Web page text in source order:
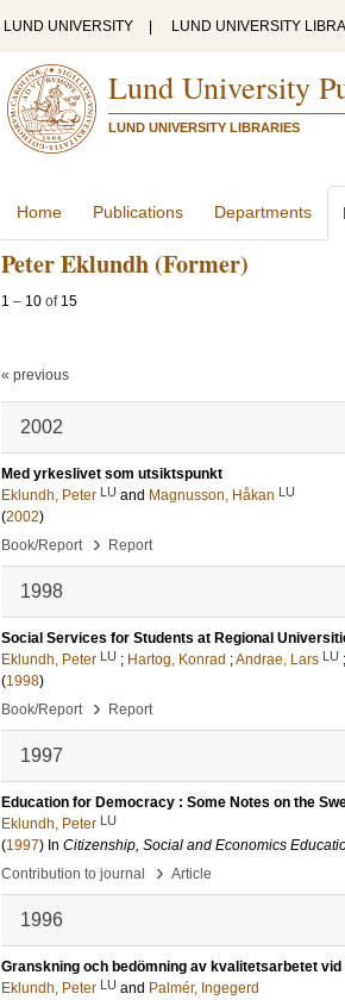
LUND UNIVERSITY LUND UNIVERSITY
Lund University
LUND UNIVERSITY LIBRARIES
Home Publications Departments
Peter Eklundh (Former)
1 – 10 of 15
« previous
2002
Med yrkeslivet som utsiktspunkt
Eklundh, Peter LU and Magnusson, Håkan LU
(2002)
Book/Report
› Report
1998
Social Services for Students at Regional
Eklundh, Peter LU ; Hartog, Konrad ;Andrae, Lars LU ;
(1998)
Book/Report
› Report
1997
Education for Democracy : Some Notes on the
Eklundh, Peter LU
(1997) In Citizenship, Social and Economics
Contribution to journal
› Article
1996
Granskning och bedömning av kvalitetsarbetet
Eklundh, Peter LU and Palmér, Ingegerd